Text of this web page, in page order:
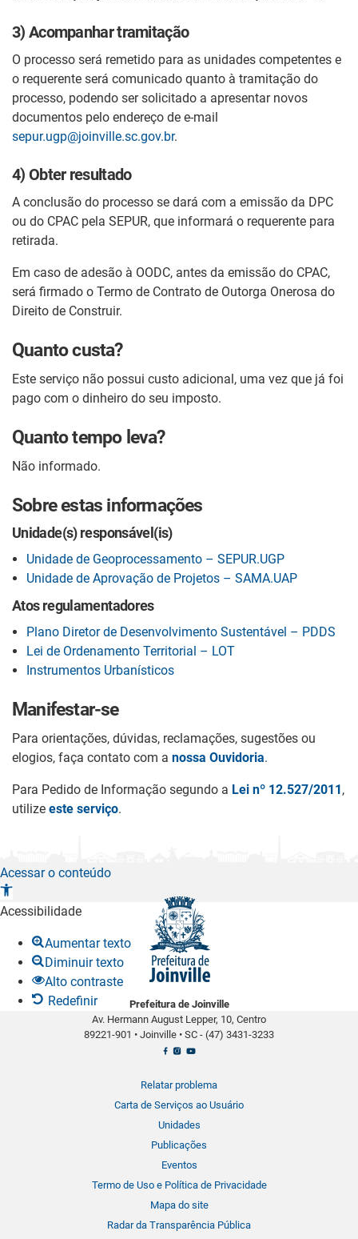
3) Acompanhar tramitação
O processo será remetido para as unidades competentes e
o requerente será comunicado quanto à tramitação do
processo, podendo ser solicitado a apresentar novos
documentos pelo endereço de e-mail
sepur.ugp@joinville.sc.gov.br.
4) Obter resultado
A conclusão do processo se dará com a emissão da DPC
ou do CPAC pela SEPUR, que informará o requerente para
retirada.
Em caso de adesão à OODC, antes da emissão do CPAC,
será firmado o Termo de Contrato de Outorga Onerosa do
Direito de Construir.
Quanto custa?
Este serviço não possui custo adicional, uma vez que já foi
pago com o dinheiro do seu imposto.
Quanto tempo leva?
Não informado.
Sobre estas informações
Unidade(s) responsável(is)
Unidade de Geoprocessamento – SEPUR.UGP
Unidade de Aprovação de Projetos – SAMA.UAP
Atos regulamentadores
Plano Diretor de Desenvolvimento Sustentável – PDDS
Lei de Ordenamento Territorial – LOT
Instrumentos Urbanísticos
Manifestar-se
Para orientações, dúvidas, reclamações, sugestões ou
elogios, faça contato com a nossa Ouvidoria.
Para Pedido de Informação segundo a Lei nº 12.527/2011,
utilize este serviço.
Prefeitura de Joinville
Av. Hermann August Lepper, 10, Centro
89221-901 • Joinville • SC - (47) 3431-3233
Relatar problema
Carta de Serviços ao Usuário
Unidades
Publicações
Eventos
Termo de Uso e Política de Privacidade
Mapa do site
Radar da Transparência Pública
Acessar o conteúdo
A
b
Acessibilidade
Aumentar texto
Diminuir texto
Alto contraste
Redefinir